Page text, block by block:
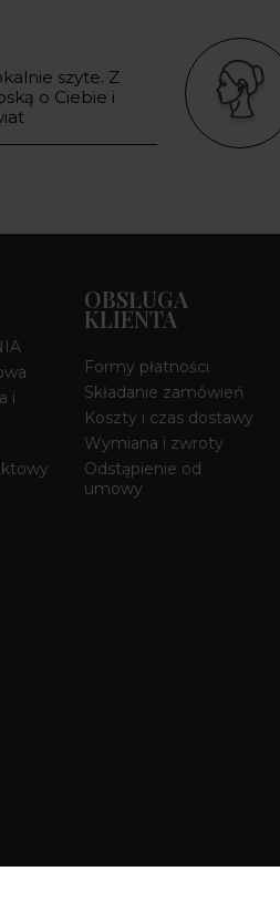
szyte. Z
o Ciebie i
i
OBSŁUGA
KLIENTA
Formy płatności
Składanie zamówień
Koszty i czas dostawy
Wymiana i zwroty
Odstąpienie od
umowy